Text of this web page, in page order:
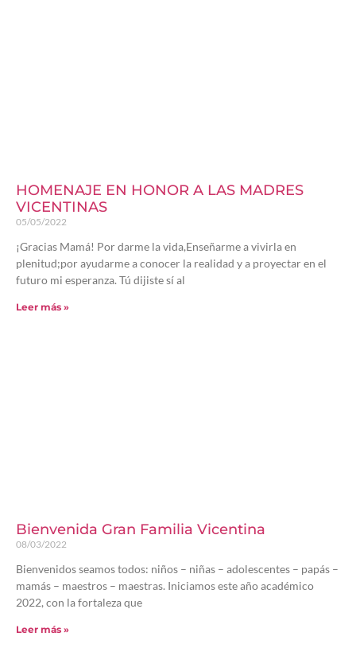
HOMENAJE EN HONOR A LAS MADRES
VICENTINAS
05/05/2022
¡Gracias Mamá! Por darme la vida,Enseñarme a vivirla en
plenitud;por ayudarme a conocer la realidad y a proyectar en el
futuro mi esperanza. Tú dijiste sí al
Leer más »
Bienvenida Gran Familia Vicentina
08/03/2022
Bienvenidos seamos todos: niños – niñas – adolescentes – papás –
mamás – maestros – maestras. Iniciamos este año académico
2022, con la fortaleza que
Leer más »